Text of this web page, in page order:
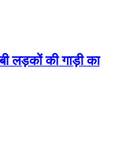
लड़कों की गाड़ी का